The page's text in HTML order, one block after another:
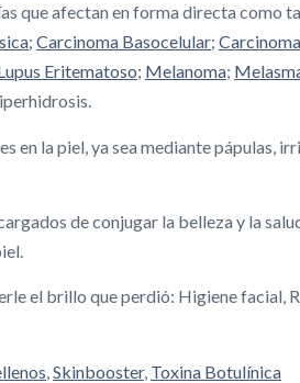
que afectan en forma directa como
; Carcinoma Basocelular;
Eritematoso; Melanoma;
la piel, ya sea mediante pápulas,
de conjugar la belleza y la
el brillo que perdió: Higiene
,Skinbooster, Toxina Botulínica